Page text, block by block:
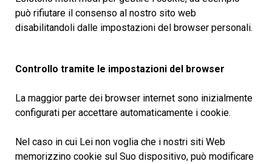
può rifiutare il consenso al nostro sito web
disabilitandoli dalle impostazioni del browser personali.
Controllo tramite le impostazioni del browser
La maggior parte dei browser internet sono inizialmente
configurati per accettare automaticamente i cookie.
Nel caso in cui Lei non voglia che i nostri siti Web
memorizzino cookie sul Suo dispositivo, può modificare